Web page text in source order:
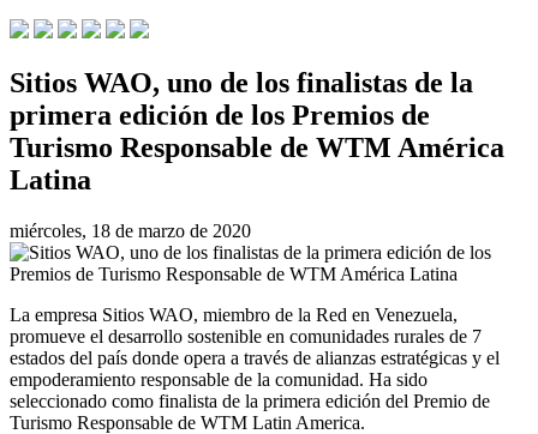
Sitios WAO, uno de los finalistas de la
primera edición de los Premios de
Turismo Responsable de WTM América
Latina
miércoles, 18 de marzo de 2020
La empresa Sitios WAO, miembro de la Red en Venezuela,
promueve el desarrollo sostenible en comunidades rurales de 7
estados del país donde opera a través de alianzas estratégicas y el
empoderamiento responsable de la comunidad. Ha sido
seleccionado como finalista de la primera edición del Premio de
Turismo Responsable de WTM Latin America.